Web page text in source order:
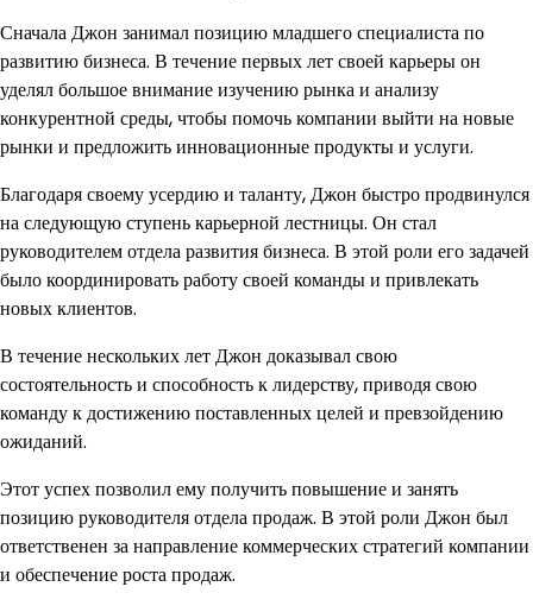
Сначала Джон занимал позицию младшего специалиста по
развитию бизнеса. В течение первых лет своей карьеры он
уделял большое внимание изучению рынка и анализу
конкурентной среды, чтобы помочь компании выйти на новые
рынки и предложить инновационные продукты и услуги.
Благодаря своему усердию и таланту, Джон быстро продвинулся
на следующую ступень карьерной лестницы. Он стал
руководителем отдела развития бизнеса. В этой роли его задачей
было координировать работу своей команды и привлекать
новых клиентов.
В течение нескольких лет Джон доказывал свою
состоятельность и способность к лидерству, приводя свою
команду к достижению поставленных целей и превзойдению
ожиданий.
Этот успех позволил ему получить повышение и занять
позицию руководителя отдела продаж. В этой роли Джон был
ответственен за направление коммерческих стратегий компании
и обеспечение роста продаж.